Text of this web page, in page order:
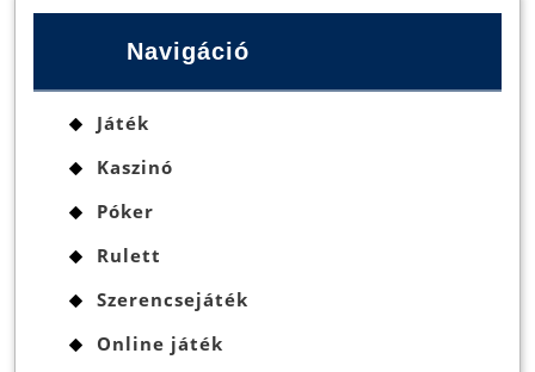
Navigáció
Játék
Kaszinó
Póker
Rulett
Szerencsejáték
Online játék